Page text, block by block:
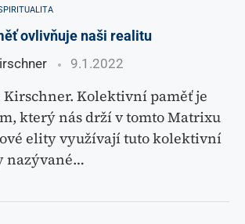
ovlivňuje naši realitu
9.1.2022
Kolektivní paměť je
který nás drží v tomto Matrixu
elity využívají tuto kolektivní
nazývané…